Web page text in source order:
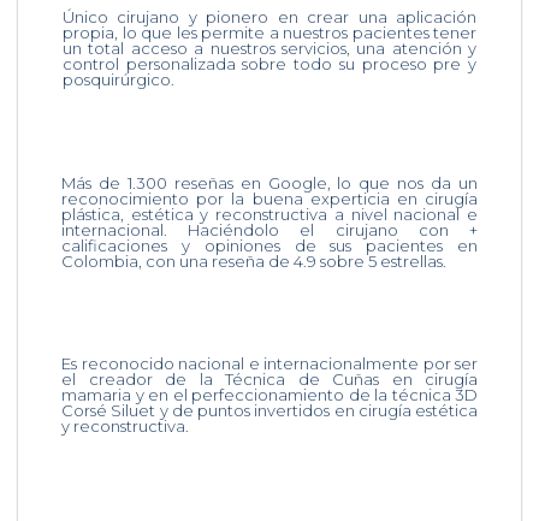
Único cirujano y pionero en crear una aplicación
propia, lo que les permite a nuestros pacientes tener
un total acceso a nuestros servicios, una atención y
control personalizada sobre todo su proceso pre y
posquirúrgico.
Más de 1.300 reseñas en Google, lo que nos da un
reconocimiento por la buena experticia en cirugía
plástica, estética y reconstructiva a nivel nacional e
internacional. Haciéndolo el cirujano con +
calificaciones y opiniones de sus pacientes en
Colombia, con una reseña de 4.9 sobre 5 estrellas.
Es reconocido nacional e internacionalmente por ser
el creador de la Técnica de Cuñas en cirugía
mamaria y en el perfeccionamiento de la técnica 3D
Corsé Siluet y de puntos invertidos en cirugía estética
y reconstructiva.